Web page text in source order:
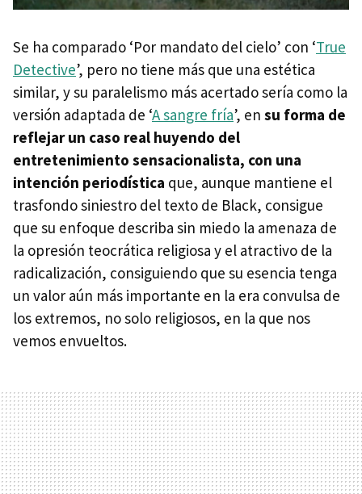
Se ha comparado ‘Por mandato del cielo’ con ‘True
Detective’, pero no tiene más que una estética
similar, y su paralelismo más acertado sería como la
versión adaptada de ‘A sangre fría’, en su forma de
reflejar un caso real huyendo del
entretenimiento sensacionalista, con una
intención periodística que, aunque mantiene el
trasfondo siniestro del texto de Black, consigue
que su enfoque describa sin miedo la amenaza de
la opresión teocrática religiosa y el atractivo de la
radicalización, consiguiendo que su esencia tenga
un valor aún más importante en la era convulsa de
los extremos, no solo religiosos, en la que nos
vemos envueltos.